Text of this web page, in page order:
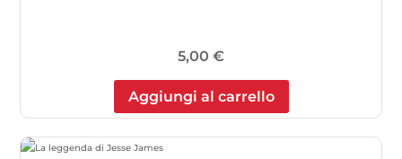
5,00 €
Aggiungi al carrello